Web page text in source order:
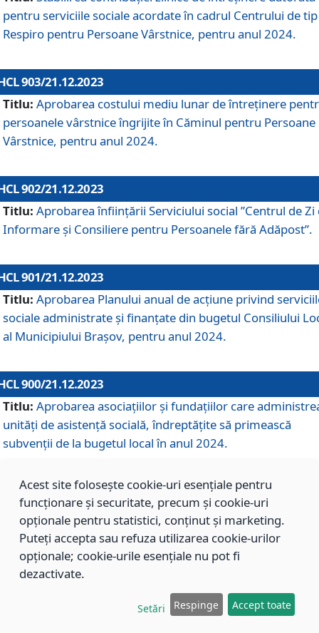
pentru serviciile sociale acordate în cadrul Centrului de tip
Respiro pentru Persoane Vârstnice, pentru anul 2024.
903/21.12.2023
Titlu: Aprobarea costului mediu lunar de întreţinere
persoanele vârstnice îngrijite în Căminul pentru Persoane
Vârstnice, pentru anul 2024.
902/21.12.2023
Titlu: Aprobarea înființării Serviciului social ”Centrul de Zi
Informare și Consiliere pentru Persoanele fără Adăpost”.
901/21.12.2023
Titlu: Aprobarea Planului anual de acțiune privind
sociale administrate și finanțate din bugetul Consiliului
al Municipiului Brașov, pentru anul 2024.
900/21.12.2023
Titlu: Aprobarea asociațiilor şi fundațiilor care
unități de asistenţă socială, îndreptăţite să primească
subvenţii de la bugetul local în anul 2024.
899/21.12.2023
Aprobarea standardelor de cost pentru serviciile
sociale furnizate în cadrul Direcției de Asistență Socială
Brașov, pentru anul 2024.
Modificarea Anexei la H.C.L. nr. 91 din 09.02.2018,
Acest site folosește cookie-uri esențiale pentru
funcționare și securitate, precum și cookie-uri
opționale pentru statistici, conținut și marketing.
Puteți accepta sau refuza utilizarea cookie-urilor
opționale; cookie-urile esențiale nu pot fi
dezactivate.
Setări Respinge Accept toate